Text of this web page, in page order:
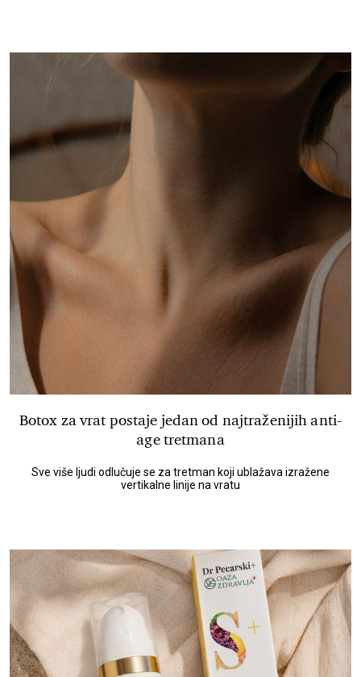
Botox za vrat postaje jedan od najtraženijih anti-
age tretmana
Sve više ljudi odlučuje se za tretman koji ublažava izražene
vertikalne linije na vratu